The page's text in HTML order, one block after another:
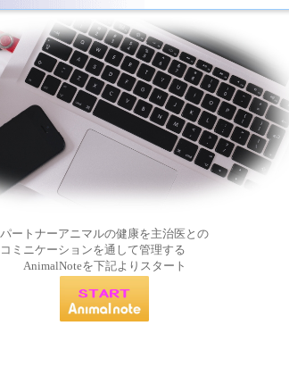
パートナーアニマルの健康を主治医との
コミニケーションを通して管理する
AnimalNoteを下記よりスタート